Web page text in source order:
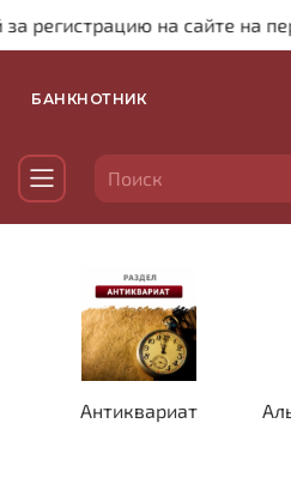
регистрацию на сайте на
БАНКНОТНИК
Антиквариат